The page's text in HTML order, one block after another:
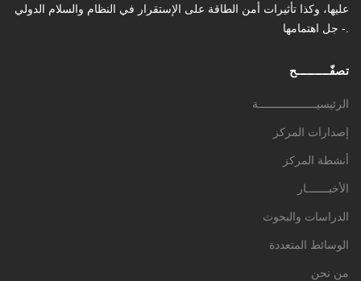
عليها، وكذا تأثیرات أمن الطاقة على الإستقرار في النظام والسلام الدولي
- جل اهتمامها.
تصفّـــــــــح
الرئيسيــــــــــــــــــة
إصدارات المركز
أنشطة المركز
الأخبـــــــار
الدراسات والبحوث
الوسائط المتعددة
من نحن